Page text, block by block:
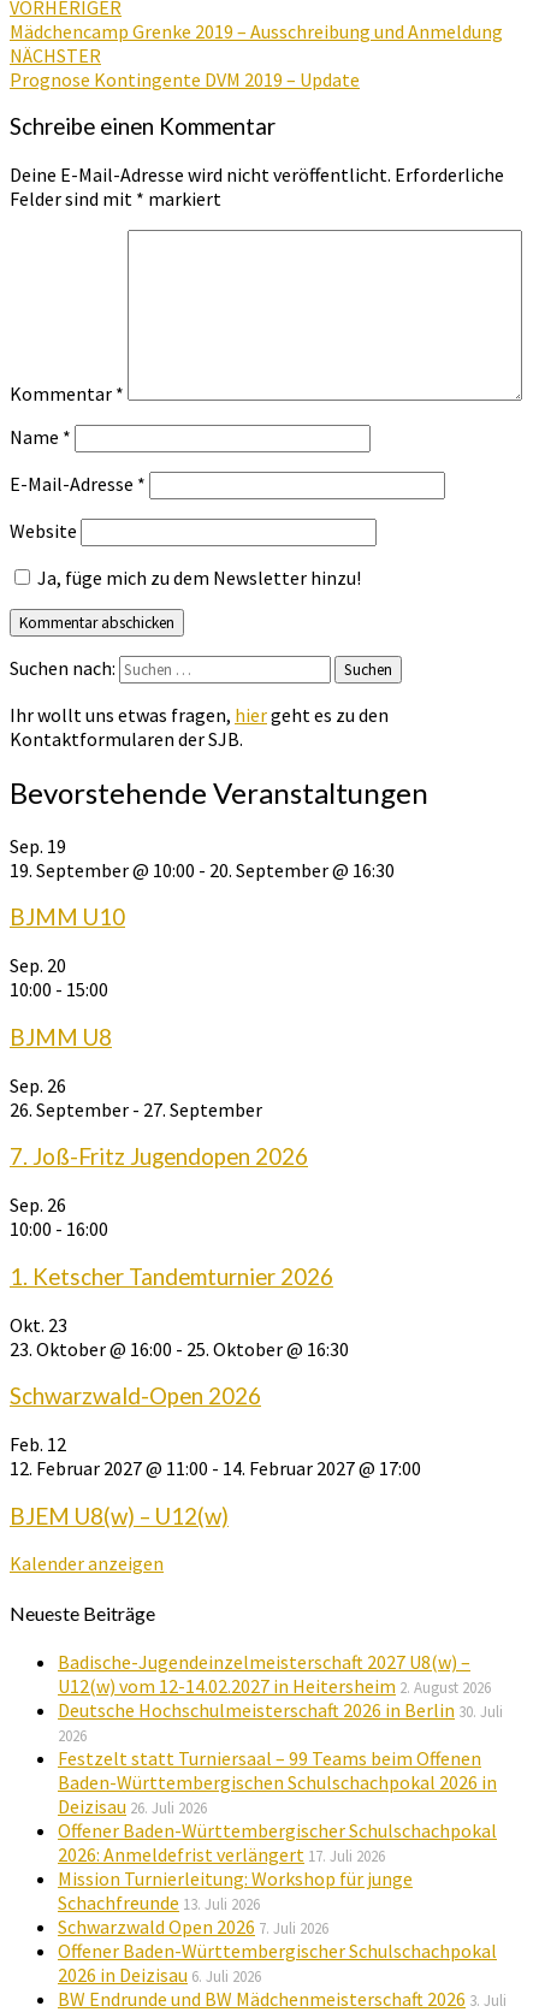
VORHERIGER
Mädchencamp Grenke 2019 – Ausschreibung und Anmeldung
NÄCHSTER
Prognose Kontingente DVM 2019 – Update
Schreibe einen Kommentar
Deine E-Mail-Adresse wird nicht veröffentlicht. Erforderliche
Felder sind mit * markiert
Kommentar *
Name *
E-Mail-Adresse *
Website
Ja, füge mich zu dem Newsletter hinzu!
Suchen nach: Suchen
Ihr wollt uns etwas fragen, hiergeht es zu den
Kontaktformularen der SJB.
Bevorstehende Veranstaltungen
Sep. 19
19. September @ 10:00 - 20. September @ 16:30
BJMM U10
Sep. 20
10:00 - 15:00
BJMM U8
Sep. 26
26. September - 27. September
7. Joß-Fritz Jugendopen 2026
Sep. 26
10:00 - 16:00
1. Ketscher Tandemturnier 2026
Okt. 23
23. Oktober @ 16:00 - 25. Oktober @ 16:30
Schwarzwald-Open 2026
Feb. 12
12. Februar 2027 @ 11:00 - 14. Februar 2027 @ 17:00
BJEM U8(w) – U12(w)
Kalender anzeigen
Neueste Beiträge
Badische-Jugendeinzelmeisterschaft 2027 U8(w) –
U12(w) vom 12-14.02.2027 in Heitersheim 2. August 2026
Deutsche Hochschulmeisterschaft 2026 in Berlin 30. Juli
2026
Festzelt statt Turniersaal – 99 Teams beim Offenen
Baden-Württembergischen Schulschachpokal 2026 in
Deizisau 26. Juli 2026
Offener Baden-Württembergischer Schulschachpokal
2026: Anmeldefrist verlängert 17. Juli 2026
Mission Turnierleitung: Workshop für junge
Schachfreunde 13. Juli 2026
Schwarzwald Open 2026 7. Juli 2026
Offener Baden-Württembergischer Schulschachpokal
2026 in Deizisau 6. Juli 2026
BW Endrunde und BW Mädchenmeisterschaft 2026 3. Juli